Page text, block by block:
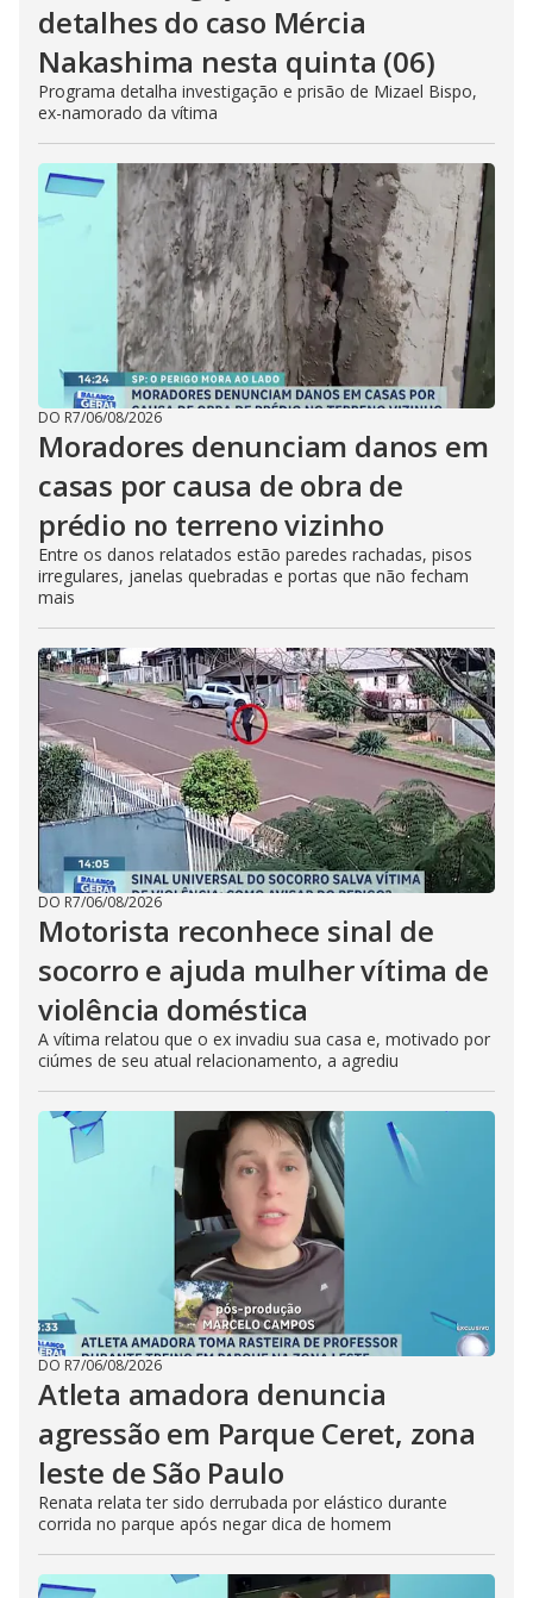
detalhes do caso Mércia
Nakashima nesta quinta (06)
Programa detalha investigação e prisão de Mizael Bispo,
ex-namorado da vítima
DO R7/06/08/2026
Moradores denunciam danos em
casas por causa de obra de
prédio no terreno vizinho
Entre os danos relatados estão paredes rachadas, pisos
irregulares, janelas quebradas e portas que não fecham
mais
DO R7/06/08/2026
Motorista reconhece sinal de
socorro e ajuda mulher vítima de
violência doméstica
A vítima relatou que o ex invadiu sua casa e, motivado por
ciúmes de seu atual relacionamento, a agrediu
DO R7/06/08/2026
Atleta amadora denuncia
agressão em Parque Ceret, zona
leste de São Paulo
Renata relata ter sido derrubada por elástico durante
corrida no parque após negar dica de homem